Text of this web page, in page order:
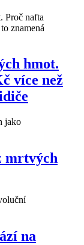
hmot.
více než
mrtvých
na